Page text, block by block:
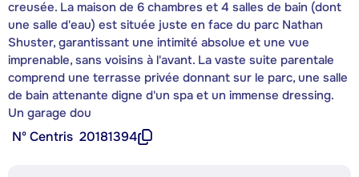
creusée. La maison de 6 chambres et 4 salles de bain (dont
une salle d'eau) est située juste en face du parc Nathan
Shuster, garantissant une intimité absolue et une vue
imprenable, sans voisins à l'avant. La vaste suite parentale
comprend une terrasse privée donnant sur le parc, une salle
de bain attenante digne d'un spa et un immense dressing.
Un garage dou
Nº Centris 20181394